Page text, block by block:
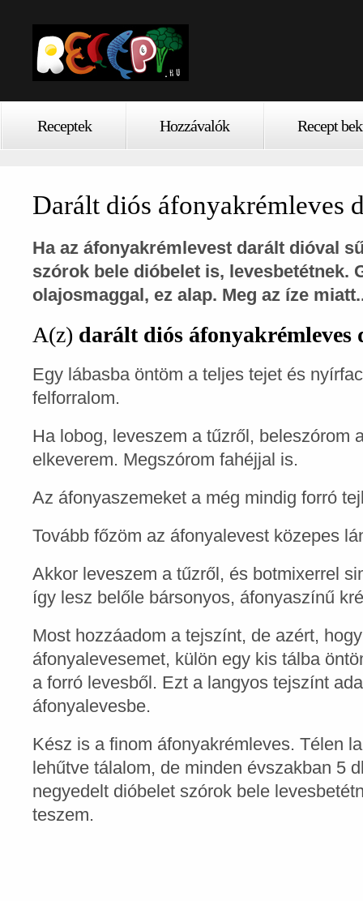
Receptek Hozzávalók Recept
Darált diós áfonyakrémleves
Ha az áfonyakrémlevest darált dióval
szórok bele dióbelet is, levesbetétnek.
olajosmaggal, ez alap. Meg az íze
A(z) darált diós áfonyakrémleves
Egy lábasba öntöm a teljes tejet és
felforralom.
Ha lobog, leveszem a tűzről, beleszórom
elkeverem. Megszórom fahéjjal is.
Az áfonyaszemeket a még mindig forró
Tovább főzöm az áfonyalevest közepes
Akkor leveszem a tűzről, és botmixerrel
így lesz belőle bársonyos, áfonyaszínű
Most hozzáadom a tejszínt, de azért,
áfonyalevesemet, külön egy kis tálba
a forró levesből. Ezt a langyos tejszínt
áfonyalevesbe.
Kész is a finom áfonyakrémleves. Télen
lehűtve tálalom, de minden évszakban 5
negyedelt dióbelet szórok bele
teszem.